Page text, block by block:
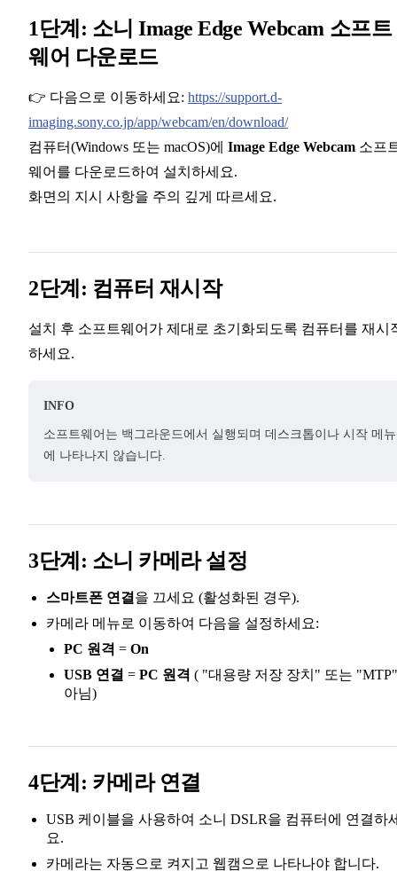
1단계: 소니 Image Edge Webcam 소프트
웨어 다운로드
👉 다음으로 이동하세요: https://support.d-
imaging.sony.co.jp/app/webcam/en/download/
컴퓨터(Windows 또는 macOS)에 Image Edge Webcam 소프
웨어를 다운로드하여 설치하세요.
화면의 지시 사항을 주의 깊게 따르세요.
2단계: 컴퓨터 재시작
설치 후 소프트웨어가 제대로 초기화되도록 컴퓨터를 재시
하세요.
INFO
소프트웨어는 백그라운드에서 실행되며 데스크톱이나 시작 메뉴
에 나타나지 않습니다.
3단계: 소니 카메라 설정
스마트폰 연결 을 끄세요 (활성화된 경우).
카메라 메뉴로 이동하여 다음을 설정하세요:
PC 원격 = On
USB 연결 = PC 원격 ( "대용량 저장 장치" 또는 "MTP"
아님)
4단계: 카메라 연결
USB 케이블을 사용하여 소니 DSLR을 컴퓨터에 연결하
요.
카메라는 자동으로 켜지고 웹캠으로 나타나야 합니다.